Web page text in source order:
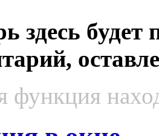
здесь будет
функция